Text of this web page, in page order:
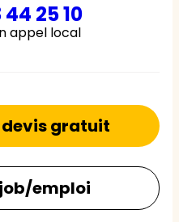
44 25 10
appel local
devis gratuit
emploi